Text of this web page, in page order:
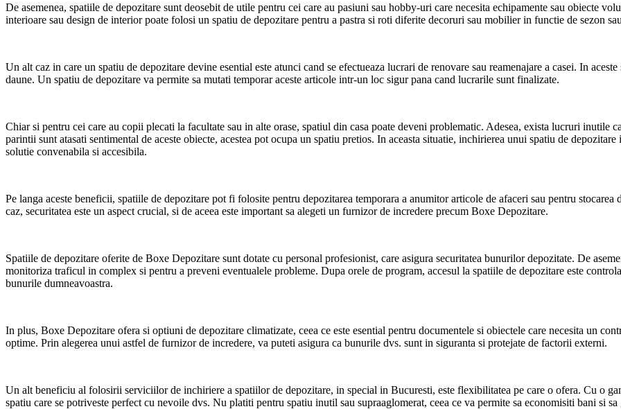
De asemenea, spatiile de depozitare sunt deosebit de utile pentru cei care au pasiuni sau hobby-uri care necesita echipamente sau obiecte
interioare sau design de interior poate folosi un spatiu de depozitare pentru a pastra si roti diferite decoruri sau mobilier in functie de sezon
Un alt caz in care un spatiu de depozitare devine esential este atunci cand se efectueaza lucrari de renovare sau reamenajare a casei. In
daune. Un spatiu de depozitare va permite sa mutati temporar aceste articole intr-un loc sigur pana cand lucrarile sunt finalizate.
Chiar si pentru cei care au copii plecati la facultate sau in alte orase, spatiul din casa poate deveni problematic. Adesea, exista lucruri inutile
parintii sunt atasati sentimental de aceste obiecte, acestea pot ocupa un spatiu pretios. In aceasta situatie, inchirierea unui spatiu de
solutie convenabila si accesibila.
Pe langa aceste beneficii, spatiile de depozitare pot fi folosite pentru depozitarea temporara a anumitor articole de afaceri sau pentru
caz, securitatea este un aspect crucial, si de aceea este important sa alegeti un furnizor de incredere precum Boxe Depozitare.
Spatiile de depozitare oferite de Boxe Depozitare sunt dotate cu personal profesionist, care asigura securitatea bunurilor depozitate. De
monitoriza traficul in complex si pentru a preveni eventualele probleme. Dupa orele de program, accesul la spatiile de depozitare este
bunurile dumneavoastra.
In plus, Boxe Depozitare ofera si optiuni de depozitare climatizate, ceea ce este esential pentru documentele si obiectele care necesita un
optime. Prin alegerea unui astfel de furnizor de incredere, va puteti asigura ca bunurile dvs. sunt in siguranta si protejate de factorii externi.
Un alt beneficiu al folosirii serviciilor de inchiriere a spatiilor de depozitare, in special in Bucuresti, este flexibilitatea pe care o ofera. Cu o
spatiu care se potriveste perfect cu nevoile dvs. Nu platiti pentru spatiu inutil sau supraaglomerat, ceea ce va permite sa economisiti bani si